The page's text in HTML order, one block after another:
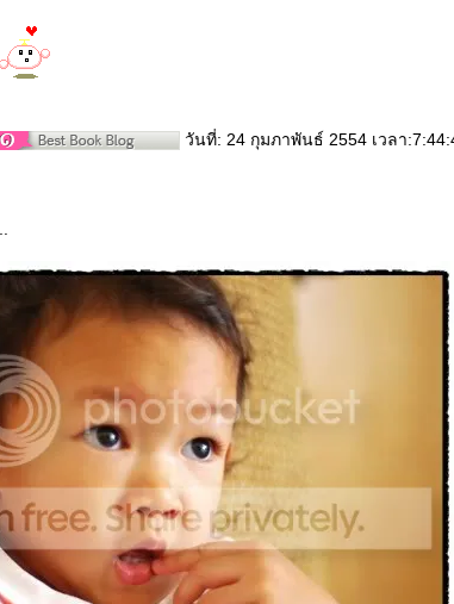
วันที่: 24 กุมภาพันธ์ 2554 เวลา